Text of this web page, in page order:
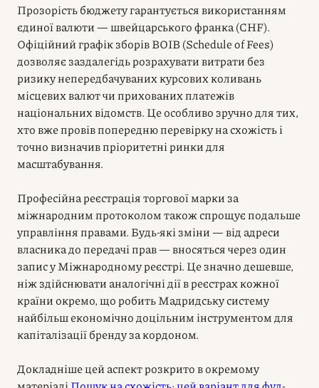
Прозорість бюджету гарантується використанням
єдиної валюти — швейцарського франка (CHF).
Офіційний графік зборів ВОІВ (Schedule of Fees)
дозволяє заздалегідь розрахувати витрати без
ризику непередбачуваних курсових коливань
місцевих валют чи прихованих платежів
національних відомств. Це особливо зручно для тих,
хто вже провів попередню перевірку на схожість і
точно визначив пріоритетні ринки для
масштабування.
Професійна реєстрація торгової марки за
міжнародним протоколом також спрощує подальше
управління правами. Будь-які зміни — від адреси
власника до передачі прав — вносяться через один
запис у Міжнародному реєстрі. Це значно дешевше,
ніж здійснювати аналогічні дії в реєстрах кожної
країни окремо, що робить Мадридську систему
найбільш економічно доцільним інструментом для
капіталізації бренду за кордоном.
Докладніше цей аспект розкрито в окремому